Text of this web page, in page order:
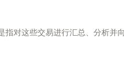
对这些交易进行汇总、分析并